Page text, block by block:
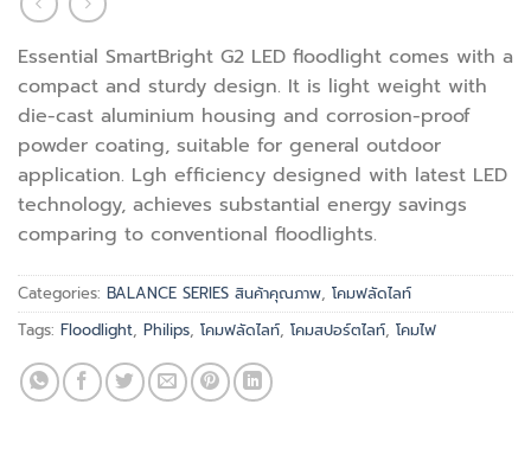
Essential SmartBright G2 LED floodlight comes with a
compact and sturdy design. It is light weight with
die-cast aluminium housing and corrosion-proof
powder coating, suitable for general outdoor
application. Lgh efficiency designed with latest LED
technology, achieves substantial energy savings
comparing to conventional floodlights.
Categories: BALANCE SERIES สินค้าคุณภาพ, โคมฟลัดไลท์
Tags: Floodlight, Philips, โคมฟลัดไลท์, โคมสปอร์ตไลท์, โคมไฟ